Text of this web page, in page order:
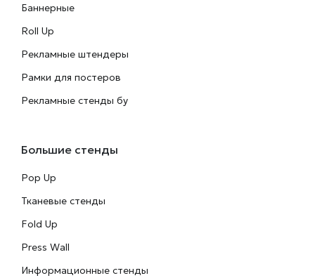
Баннерные
Roll Up
Рекламные штендеры
Рамки для постеров
Рекламные стенды бу
Большие стенды
Pop Up
Тканевые стенды
Fold Up
Press Wall
Информационные стенды